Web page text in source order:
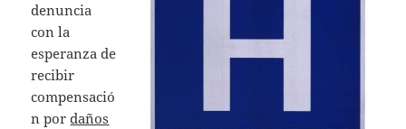
denuncia
con la
esperanza de
recibir
compensació
n pordaños